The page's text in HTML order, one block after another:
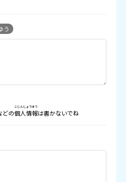
う
どの個人情報
こじんじょうほう
は書かないでね